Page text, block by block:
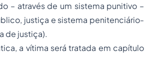
– através de um sistema punitivo –
justiça e sistema penitenciário-
de justiça).
a vítima será tratada em capítulo